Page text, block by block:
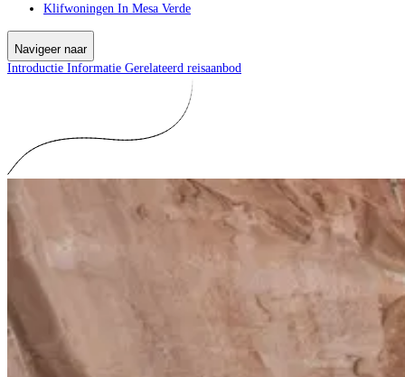
Klifwoningen In Mesa Verde
Navigeer naar
Introductie Informatie Gerelateerd reisaanbod